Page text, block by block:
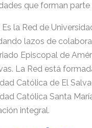
que forman parte
Es la Red de
lazos de
Episcopal de
La Red está
Católica de El
Católica Santa
integral.